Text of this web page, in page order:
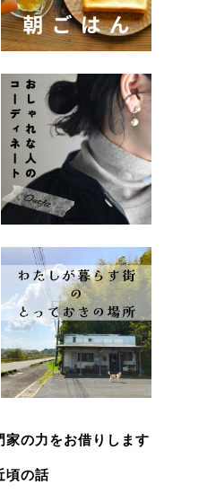
家の力をお借りします
頃の話